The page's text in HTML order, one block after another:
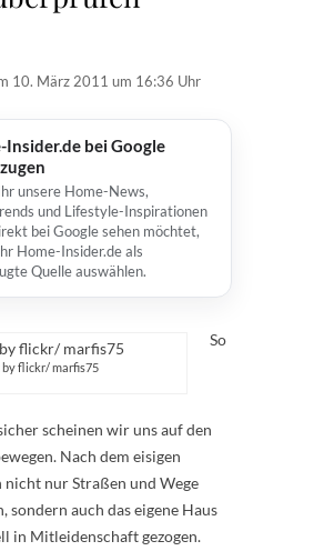
10. März 2011 um 16:36 Uhr
Insider.de bei Google
unsere Home-News,
und Lifestyle-Inspirationen
bei Google sehen möchtet,
Home-Insider.de als
Quelle auswählen.
by flickr/ marfis75
So
scheinen wir uns auf den
Nach dem eisigen
nur Straßen und Wege
sondern auch das eigene Haus
in Mitleidenschaft gezogen.